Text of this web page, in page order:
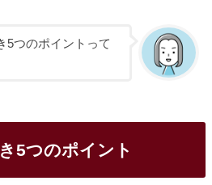
5つのポイントって
5つのポイント